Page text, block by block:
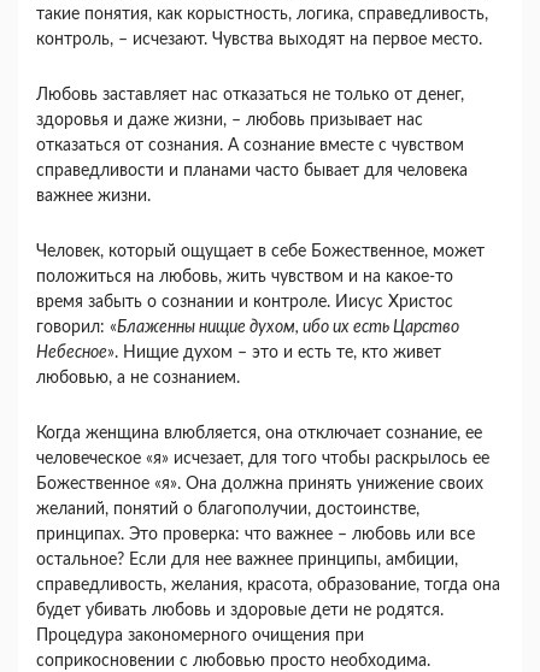
такие понятия, как корыстность, логика, справедливость,
контроль, – исчезают. Чувства выходят на первое место.
Любовь заставляет нас отказаться не только от денег,
здоровья и даже жизни, – любовь призывает нас
отказаться от сознания. А сознание вместе с чувством
справедливости и планами часто бывает для человека
важнее жизни.
Человек, который ощущает в себе Божественное, может
положиться на любовь, жить чувством и на какое-то
время забыть о сознании и контроле. Иисус Христос
говорил: «Блаженны нищие духом, ибо их есть Царство
Небесное». Нищие духом – это и есть те, кто живет
любовью, а не сознанием.
Когда женщина влюбляется, она отключает сознание, ее
человеческое «я» исчезает, для того чтобы раскрылось ее
Божественное «я». Она должна принять унижение своих
желаний, понятий о благополучии, достоинстве,
принципах. Это проверка: что важнее – любовь или все
остальное? Если для нее важнее принципы, амбиции,
справедливость, желания, красота, образование, тогда она
будет убивать любовь и здоровые дети не родятся.
Процедура закономерного очищения при
соприкосновении с любовью просто необходима.